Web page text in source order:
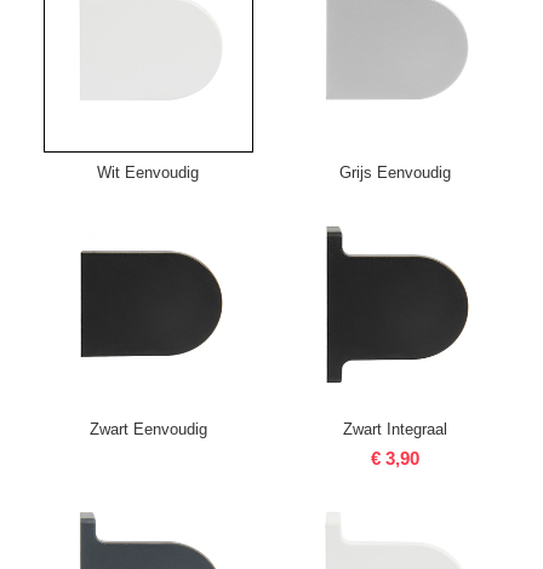
Wit Eenvoudig Grijs Eenvoudig
Zwart Eenvoudig Zwart Integraal
€ 3,90